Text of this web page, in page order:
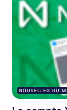
NOUVELLES DU